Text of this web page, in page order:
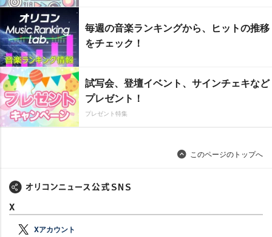
毎週の音楽ランキングから、ヒットの推移
をチェック！
試写会、登壇イベント、サインチェキなど
プレゼント！
プレゼント特集
このページのトップへ
X
Xアカウント